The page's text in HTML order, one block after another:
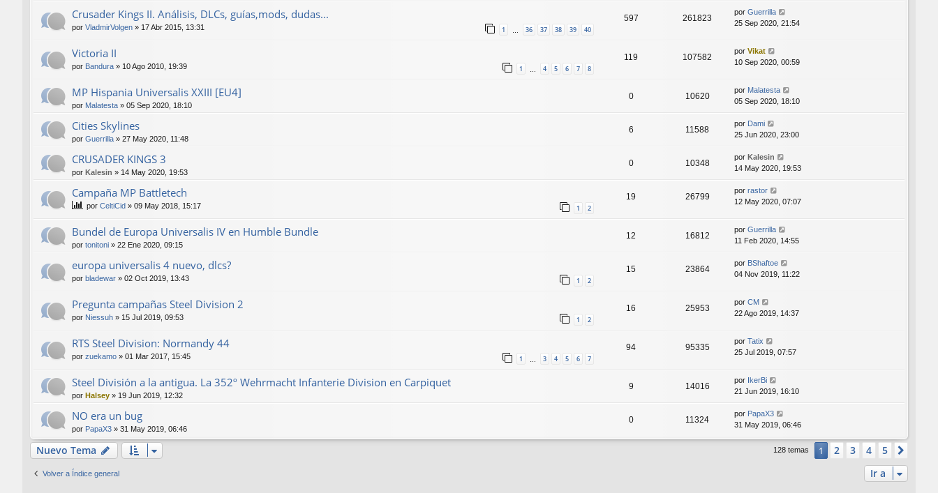
Crusader Kings II. Análisis, DLCs, guías,mods, dudas...
por VladmirVolgen » 17 Abr 2015, 13:31 1 36 37 38 39 40
597 261823
por Guerrilla
25 Sep 2020, 21:54
Victoria II
por Bandura » 10 Ago 2010, 19:39 1 4 5 6 7 8
119 107582
por Vikat
10 Sep 2020, 00:59
MP Hispania Universalis XXIII [EU4]
por Malatesta » 05 Sep 2020, 18:10
0 10620
por Malatesta
05 Sep 2020, 18:10
Cities Skylines
por Guerrilla » 27 May 2020, 11:48
6 11588
por Dami
25 Jun 2020, 23:00
CRUSADER KINGS 3
por Kalesin » 14 May 2020, 19:53
0 10348
por Kalesin
14 May 2020, 19:53
Campaña MP Battletech
por CeltiCid » 09 May 2018, 15:17 1 2
19 26799
por rastor
12 May 2020, 07:07
Bundel de Europa Universalis IV en Humble Bundle
por tonitoni » 22 Ene 2020, 09:15
12 16812
por Guerrilla
11 Feb 2020, 14:55
europa universalis 4 nuevo, dlcs?
por bladewar » 02 Oct 2019, 13:43 1 2
15 23864
por BShaftoe
04 Nov 2019, 11:22
Pregunta campañas Steel Division 2
por Niessuh » 15 Jul 2019, 09:53 1 2
16 25953
por CM
22 Ago 2019, 14:37
RTS Steel Division: Normandy 44
por zuekamo » 01 Mar 2017, 15:45 1 … 3 4 5 6 7
94 95335
por Tatix
25 Jul 2019, 07:57
Steel División a la antigua. La 352º Wehrmacht Infanterie Division en Carpiquet
por Halsey » 19 Jun 2019, 12:32
9 14016
por IkerBi
21 Jun 2019, 16:10
NO era un bug
por PapaX3 » 31 May 2019, 06:46
0 11324
por PapaX3
31 May 2019, 06:46
Nuevo Tema 128 temas 1 2 3 4 5
Volver a Índice general Ir a